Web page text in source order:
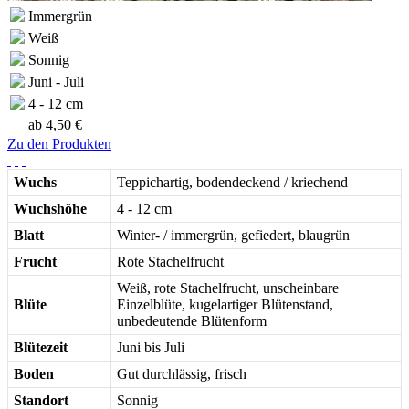
Immergrün
Weiß
Sonnig
Juni - Juli
4 - 12 cm
ab 4,50 €
Zu den Produkten
Wuchs
Teppichartig, bodendeckend / kriechend
Wuchshöhe
4 - 12 cm
Blatt
Winter- / immergrün, gefiedert, blaugrün
Frucht
Rote Stachelfrucht
Blüte
Weiß, rote Stachelfrucht, unscheinbare
Einzelblüte, kugelartiger Blütenstand,
unbedeutende Blütenform
Blütezeit
Juni bis Juli
Boden
Gut durchlässig, frisch
Standort
Sonnig